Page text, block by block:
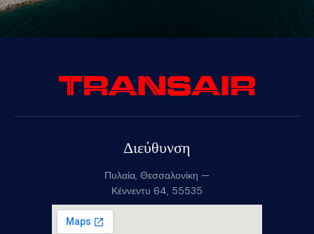
Διεύθυνση
Πυλαία, Θεσσαλονίκη —
Κέννεντυ 64, 55535